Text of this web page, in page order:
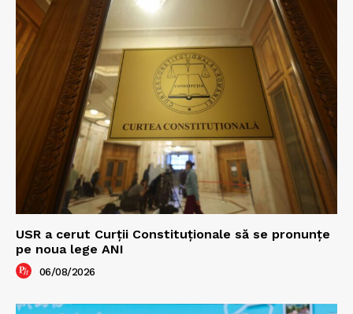
USR a cerut Curții Constituționale să se pronunțe
pe noua lege ANI
06/08/2026